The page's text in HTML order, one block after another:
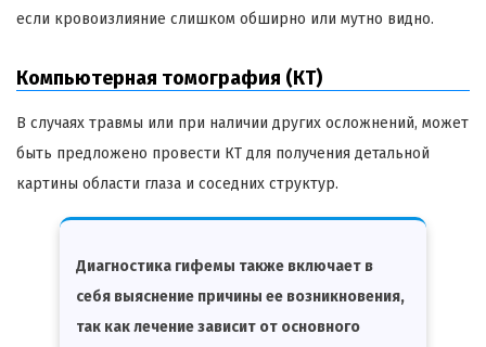
если кровоизлияние слишком обширно или мутно видно.
Компьютерная томография (КТ)
В случаях травмы или при наличии других осложнений, может
быть предложено провести КТ для получения детальной
картины области глаза и соседних структур.
Диагностика гифемы также включает в
себя выяснение причины ее возникновения,
так как лечение зависит от основного